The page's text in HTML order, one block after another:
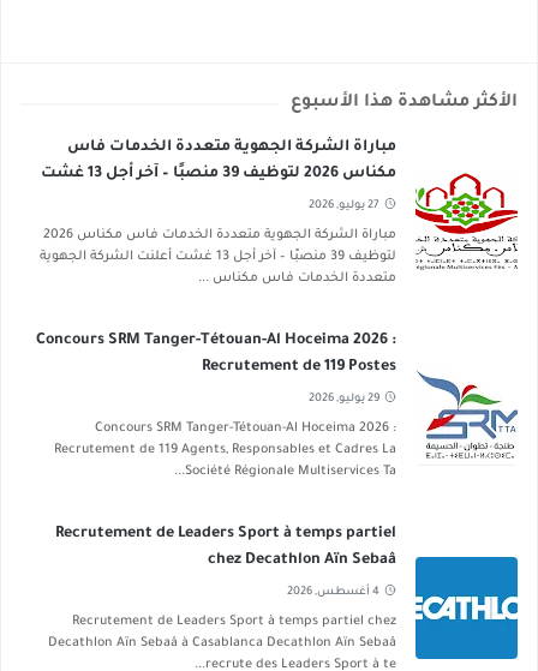
الأكثر مشاهدة هذا الأسبوع
مباراة الشركة الجهوية متعددة الخدمات فاس
مكناس 2026 لتوظيف 39 منصبًا – آخر أجل 13 غشت
2026
27 يوليو, 2026
مباراة الشركة الجهوية متعددة الخدمات فاس مكناس 2026
لتوظيف 39 منصبًا – آخر أجل 13 غشت أعلنت الشركة الجهوية
متعددة الخدمات فاس مكناس ...
Concours SRM Tanger-Tétouan-Al Hoceima 2026 :
Recrutement de 119 Postes
29 يوليو, 2026
Concours SRM Tanger-Tétouan-Al Hoceima 2026 :
Recrutement de 119 Agents, Responsables et Cadres La
Société Régionale Multiservices Ta...
Recrutement de Leaders Sport à temps partiel
chez Decathlon Aïn Sebaâ
4 أغسطس, 2026
Recrutement de Leaders Sport à temps partiel chez
Decathlon Aïn Sebaâ à Casablanca Decathlon Aïn Sebaâ
recrute des Leaders Sport à te...